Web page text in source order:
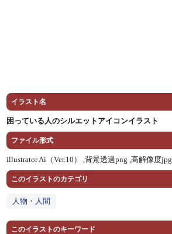
イラスト名
困っている人のシルエットアイコンイラスト
ファイル形式
illustrator Ai（Ver.10） ,背景透過png ,高解像度jpg
このイラストのカテゴリ
人物・人間
このイラストのキーワード